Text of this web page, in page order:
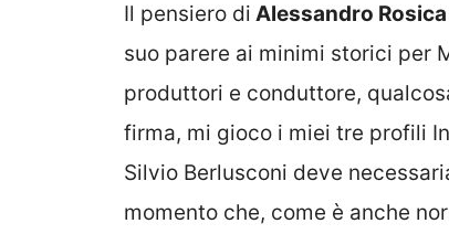
Il pensiero di Alessandro Rosica
suo parere ai minimi storici per
produttori e conduttore,
firma, mi gioco i miei tre profili
Silvio Berlusconi deve
momento che, come è anche